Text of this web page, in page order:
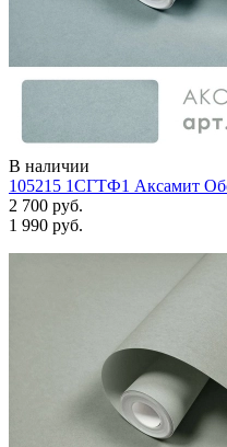
В наличии
105215 1СГТФ1 Аксамит
2 700 руб.
1 990 руб.